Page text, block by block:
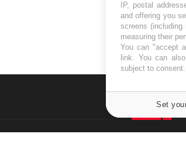
IP, postal
and offering you
screens
measuring their
You can "accept
link. You can
subject to
Set